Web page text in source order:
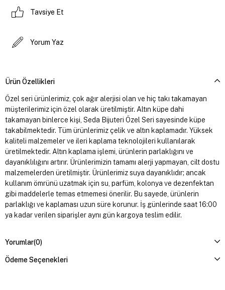
Tavsiye Et
Yorum Yaz
Ürün Özellikleri
Özel seri ürünlerimiz, çok ağır alerjisi olan ve hiç takı takamayan
müşterilerimiz için özel olarak üretilmiştir. Altın küpe dahi
takamayan binlerce kişi, Seda Bijuteri Özel Seri sayesinde küpe
takabilmektedir. Tüm ürünlerimiz çelik ve altın kaplamadır. Yüksek
kaliteli malzemeler ve ileri kaplama teknolojileri kullanılarak
üretilmektedir. Altın kaplama işlemi, ürünlerin parlaklığını ve
dayanıklılığını artırır. Ürünlerimizin tamamı alerji yapmayan, cilt dostu
malzemelerden üretilmiştir. Ürünlerimiz suya dayanıklıdır; ancak
kullanım ömrünü uzatmak için su, parfüm, kolonya ve dezenfektan
gibi maddelerle temas etmemesi önerilir. Bu sayede, ürünlerin
parlaklığı ve kaplaması uzun süre korunur. İş günlerinde saat 16:00
ya kadar verilen siparişler aynı gün kargoya teslim edilir.
Yorumlar(0)
Ödeme Seçenekleri